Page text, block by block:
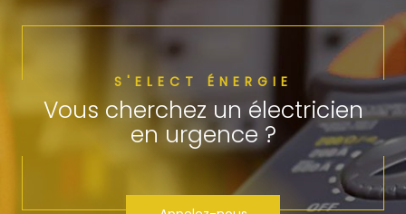
S'ELECT ÉNERGIE
Vous cherchez un électricien
en urgence ?